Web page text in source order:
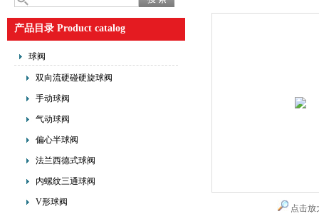
产品目录 Product catalog
球阀
双向流硬碰硬旋球阀
手动球阀
气动球阀
偏心半球阀
法兰西德式球阀
内螺纹三通球阀
V形球阀
点击放